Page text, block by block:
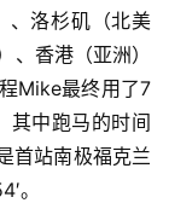
、洛杉矶（北美
香港（亚洲）
Mike最终用了7
其中跑马的时间
首站南极福克兰
。